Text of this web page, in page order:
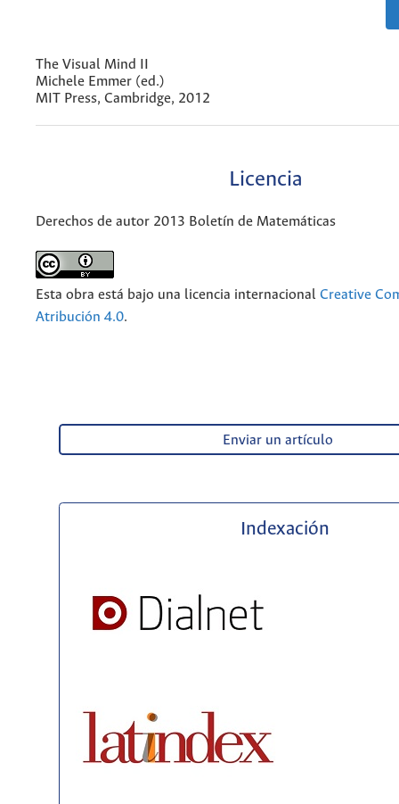
The Visual Mind II
Michele Emmer (ed.)
MIT Press, Cambridge, 2012
Licencia
Derechos de autor 2013 Boletín de Matemáticas
Esta obra está bajo una licencia internacional Creative
Atribución 4.0.
Enviar un artículo
Indexación